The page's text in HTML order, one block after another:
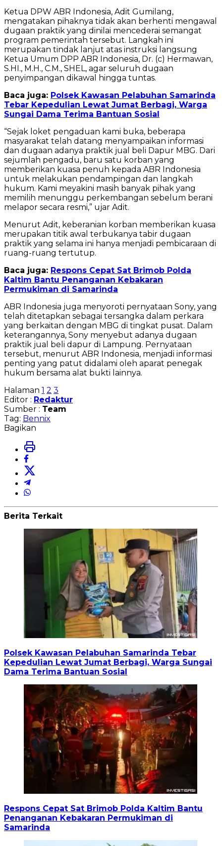
Ketua DPW ABR Indonesia, Adit Gumilang,
mengatakan pihaknya tidak akan berhenti mengawal
dugaan praktik yang dinilai mencederai semangat
program pemerintah tersebut. Langkah ini
merupakan tindak lanjut atas instruksi langsung
Ketua Umum DPP ABR Indonesia, Dr. (c) Hermawan,
S.HI., M.H., C.M., SHEL, agar seluruh dugaan
penyimpangan dikawal hingga tuntas.
Baca juga: Polsek Kawasan Pelabuhan Samarinda
Tebar Kepedulian Lewat Jumat Berbagi, Warga
Sungai Dama Terima Bantuan Sosial
“Sejak loket pengaduan kami buka, beberapa
masyarakat telah datang menyampaikan informasi
dan dugaan adanya praktik jual beli Dapur MBG. Dari
sejumlah pengadu, baru satu korban yang
memberikan kuasa penuh kepada ABR Indonesia
untuk melakukan pendampingan dan langkah
hukum. Kami meyakini masih banyak pihak yang
memilih menunggu perkembangan sebelum berani
melapor secara resmi,” ujar Adit.
Menurut Adit, keberanian korban memberikan kuasa
merupakan titik awal terbukanya tabir dugaan
praktik yang selama ini hanya menjadi pembicaraan di
ruang-ruang tertutup.
Baca juga: Respons Cepat Sat Brimob Polda
Kaltim Bantu Penanganan Kebakaran
Permukiman di Samarinda
ABR Indonesia juga menyoroti pernyataan Sony, yang
telah ditetapkan sebagai tersangka dalam perkara
yang berkaitan dengan MBG di tingkat pusat. Dalam
keterangannya, Sony menyebut adanya dugaan
praktik jual beli dapur di Lampung. Pernyataan
tersebut, menurut ABR Indonesia, menjadi informasi
penting yang patut didalami oleh aparat penegak
hukum bersama alat bukti lainnya.
Halaman 1 2 3
Editor : Redaktur
Sumber : Team
Tag: Bennix
Bagikan
Berita Terkait
Polsek Kawasan Pelabuhan Samarinda Tebar
Kepedulian Lewat Jumat Berbagi, Warga Sungai
Dama Terima Bantuan Sosial
Respons Cepat Sat Brimob Polda Kaltim Bantu
Penanganan Kebakaran Permukiman di
Samarinda